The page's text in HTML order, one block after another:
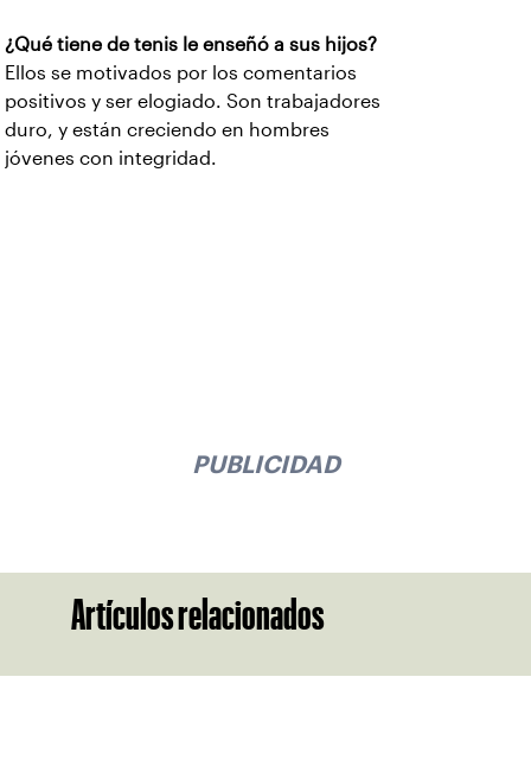
¿Qué tiene de tenis le enseñó a sus hijos?
Ellos se motivados por los comentarios
positivos y ser elogiado. Son trabajadores
duro, y están creciendo en hombres
jóvenes con integridad.
PUBLICIDAD
Artículos relacionados